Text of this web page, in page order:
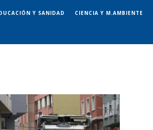
Y SANIDAD CIENCIA Y M.AMBIENTE